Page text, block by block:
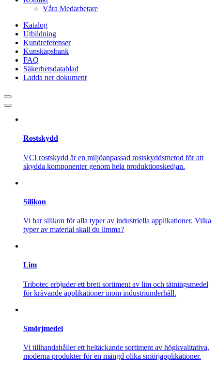
Våra Medarbetare
Katalog
Utbildning
Kundreferenser
Kunskapsbank
FAQ
Säkerhetsdatablad
Ladda ner dokument
Rostskydd
VCI rostskydd är en miljöanpassad rostskyddsmetod för att
skydda komponenter genom hela produktionskedjan.
Silikon
Vi har silikon för alla typer av industriella applikationer. Vilka
typer av material skall du limma?
Lim
Tribotec erbjuder ett brett sortiment av lim och tätningsmedel
för krävande applikationer inom industriunderhåll.
Smörjmedel
Vi tillhandahåller ett heltäckande sortiment av högkvalitativa,
moderna produkter för en mängd olika smörjapplikationer.